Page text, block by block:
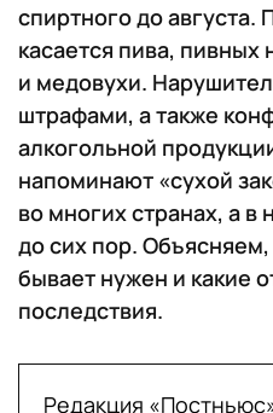
спиртного до августа.
касается пива, пивных
и медовухи.
штрафами, а также
алкогольной
напоминают «сухой
во многих странах, а в
до сих пор. Объясняем,
бывает нужен и какие
последствия.
Редакция